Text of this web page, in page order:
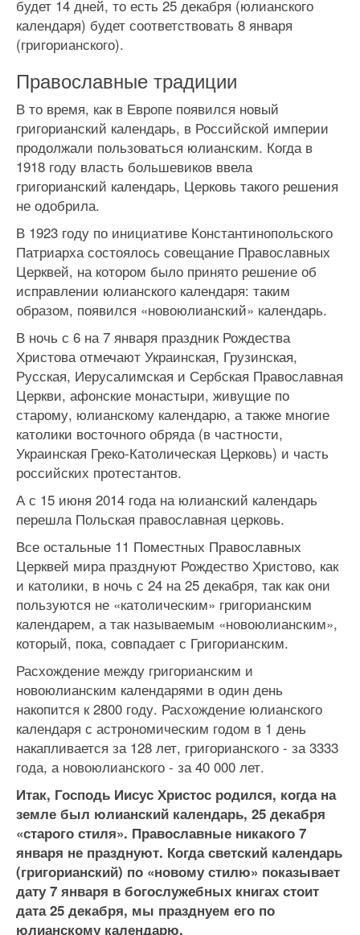
будет 14 дней, то есть 25 декабря (юлианского
календаря) будет соответствовать 8 января
(григорианского).
Православные традиции
В то время, как в Европе появился новый
григорианский календарь, в Российской империи
продолжали пользоваться юлианским. Когда в
1918 году власть большевиков ввела
григорианский календарь, Церковь такого решения
не одобрила.
В 1923 году по инициативе Константинопольского
Патриарха состоялось совещание Православных
Церквей, на котором было принято решение об
исправлении юлианского календаря: таким
образом, появился «новоюлианский» календарь.
В ночь с 6 на 7 января праздник Рождества
Христова отмечают Украинская, Грузинская,
Русская, Иерусалимская и Сербская Православная
Церкви, афонские монастыри, живущие по
старому, юлианскому календарю, а также многие
католики восточного обряда (в частности,
Украинская Греко-Католическая Церковь) и часть
российских протестантов.
А с 15 июня 2014 года на юлианский календарь
перешла Польская православная церковь.
Все остальные 11 Поместных Православных
Церквей мира празднуют Рождество Христово, как
и католики, в ночь с 24 на 25 декабря, так как они
пользуются не «католическим» григорианским
календарем, а так называемым «новоюлианским»,
который, пока, совпадает с Григорианским.
Расхождение между григорианским и
новоюлианским календарями в один день
накопится к 2800 году. Расхождение юлианского
календаря с астрономическим годом в 1 день
накапливается за 128 лет, григорианского - за 3333
года, а новоюлианского - за 40 000 лет.
Итак, Господь Иисус Христос родился, когда на
земле был юлианский календарь, 25 декабря
«старого стиля». Православные никакого 7
января не празднуют. Когда светский календарь
(григорианский) по «новому стилю» показывает
дату 7 января в богослужебных книгах стоит
дата 25 декабря, мы празднуем его по
юлианскому календарю.